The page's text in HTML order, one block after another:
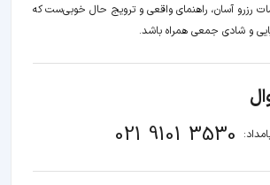
رزرو آسان، راهنمای واقعی و ترویج حال خوبی‌ست که
و شادی جمعی همراه باشد.
021 9101 3530